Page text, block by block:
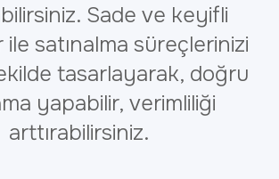
Sade ve keyifli
satınalma süreçlerinizi
tasarlayarak, doğru
yapabilir, verimliliği
arttırabilirsiniz.